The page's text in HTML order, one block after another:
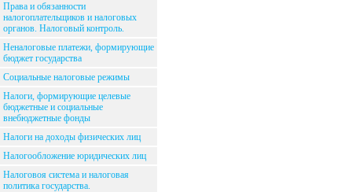
Права и обязанности
налогоплательщиков и налоговых
органов. Налоговый контроль.
Неналоговые платежи, формирующие
бюджет государства
Социальные налоговые режимы
Налоги, формирующие целевые
бюджетные и социальные
внебюджетные фонды
Налоги на доходы физических лиц
Налогообложение юридических лиц
Налоговоя система и налоговая
политика государства.